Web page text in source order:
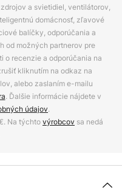
a svietidiel, ventilátorov,
domácnosť, zľavové
balíčky, odporúčania a
od možných partnerov pre
o recenzie a odporúčania na
kliknutím na odkaz na
alebo zaslaním e-mailu
. Ďalšie informácie nájdete v
údajov.
Na týchtovýrobcov sa nedá